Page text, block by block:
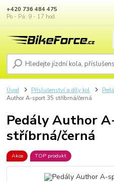
+420 736 484 475
Po - Pá: 9 - 17 hod.
Úvod Příslušenství a díly kol
Author A-sport 35 stříbrná/černá
Pedály Author
stříbrná/černá
Akce TOP produkt